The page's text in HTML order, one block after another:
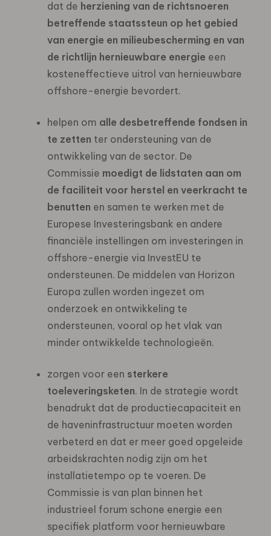
dat de herziening van de richtsnoeren
betreffende staatssteun op het gebied
van energie en milieubescherming en van
de richtlijn hernieuwbare energie een
kosteneffectieve uitrol van hernieuwbare
offshore-energie bevordert.
helpen om alle desbetreffende fondsen in
te zetten ter ondersteuning van de
ontwikkeling van de sector. De
Commissie moedigt de lidstaten aan om
de faciliteit voor herstel en veerkracht te
benutten en samen te werken met de
Europese Investeringsbank en andere
financiële instellingen om investeringen in
offshore-energie via InvestEU te
ondersteunen. De middelen van Horizon
Europa zullen worden ingezet om
onderzoek en ontwikkeling te
ondersteunen, vooral op het vlak van
minder ontwikkelde technologieën.
zorgen voor een sterkere
toeleveringsketen. In de strategie wordt
benadrukt dat de productiecapaciteit en
de haveninfrastructuur moeten worden
verbeterd en dat er meer goed opgeleide
arbeidskrachten nodig zijn om het
installatietempo op te voeren. De
Commissie is van plan binnen het
industrieel forum schone energie een
specifiek platform voor hernieuwbare